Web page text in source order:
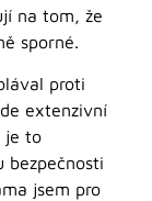
na tom, že
sporné.
proti
extenzivní
je to
bezpečnosti
jsem pro